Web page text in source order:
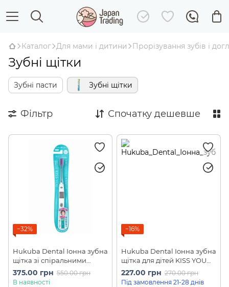
Каталог Для мами і дитини Прорізування зубів і
Зубні щітки
Зубні пасти Зубні щітки
Фільтр Спочатку дешевше
−32%
Hukuba Dental Іонна зубна
щітка зі спіральними
щітинами KISS YOU Ultra-
Fine Slim Spiral (1 шт,
375.00 грн 550.00 грн
В наявності
−16%
Hukuba Dental Іонна зубна
щітка для дітей KISS YOU
Ion Toothbrush Child
Regular (1 шт)
227.00 грн 270.00 грн
Під замовлення 21-28 днів